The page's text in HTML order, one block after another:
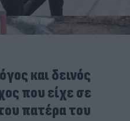
και δεινός
που είχε σε
πατέρα του